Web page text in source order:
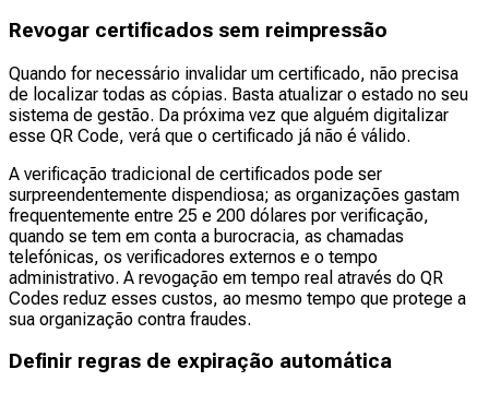
Revogar certificados sem reimpressão
Quando for necessário invalidar um certificado, não precisa
de localizar todas as cópias. Basta atualizar o estado no seu
sistema de gestão. Da próxima vez que alguém digitalizar
esse QR Code, verá que o certificado já não é válido.
A verificação tradicional de certificados pode ser
surpreendentemente dispendiosa; as organizações gastam
frequentemente entre 25 e 200 dólares por verificação,
quando se tem em conta a burocracia, as chamadas
telefónicas, os verificadores externos e o tempo
administrativo. A revogação em tempo real através do QR
Codes reduz esses custos, ao mesmo tempo que protege a
sua organização contra fraudes.
Definir regras de expiração automática